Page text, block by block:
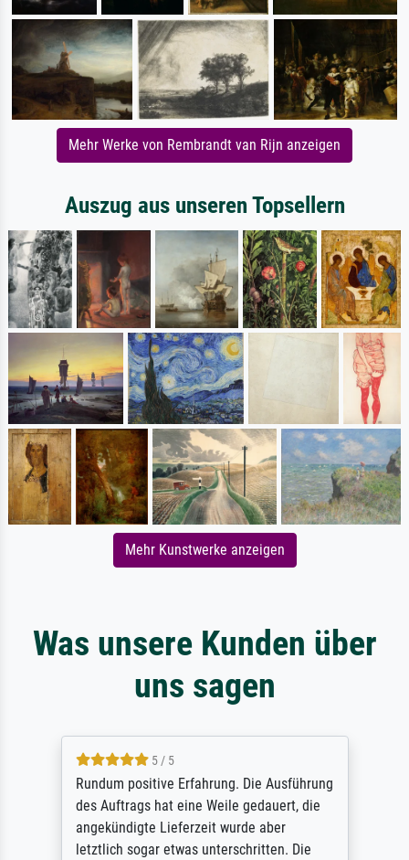
Mehr Werke von Rembrandt van Rijn anzeigen
Auszug aus unseren Topsellern
Mehr Kunstwerke anzeigen
Was unsere Kunden über
uns sagen
5 / 5
Rundum positive Erfahrung. Die Ausführung
des Auftrags hat eine Weile gedauert, die
angekündigte Lieferzeit wurde aber
letztlich sogar etwas unterschritten. Die